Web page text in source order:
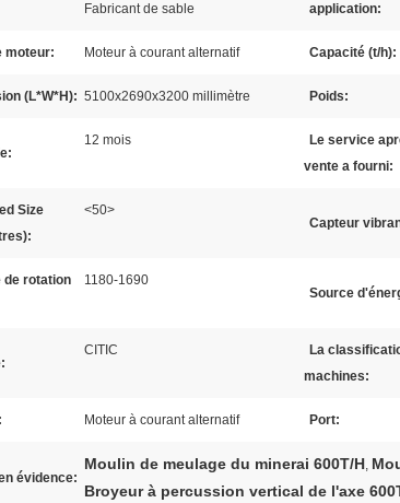
Fabricant de sable application:
moteur: Moteur à courant alternatif Capacité (t/h):
(L*W*H): 5100x2690x3200 millimètre Poids:
12 mois
Le service
vente a fourni:
Size
<50>
Capteur
de rotation
1180-1690
Source
CITIC
La
machines:
Moteur à courant alternatif Port:
évidence:
Moulin de meulage du minerai 600T/H,
Broyeur à percussion vertical de l'axe